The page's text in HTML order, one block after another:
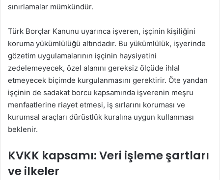
sınırlamalar mümkündür.
Türk Borçlar Kanunu uyarınca işveren, işçinin kişiliğini
koruma yükümlülüğü altındadır. Bu yükümlülük, işyerinde
gözetim uygulamalarının işçinin haysiyetini
zedelemeyecek, özel alanını gereksiz ölçüde ihlal
etmeyecek biçimde kurgulanmasını gerektirir. Öte yandan
işçinin de sadakat borcu kapsamında işverenin meşru
menfaatlerine riayet etmesi, iş sırlarını koruması ve
kurumsal araçları dürüstlük kuralına uygun kullanması
beklenir.
KVKK kapsamı: Veri işleme şartları
ve ilkeler